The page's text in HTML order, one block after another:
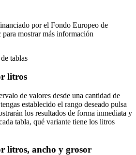
por el Fondo Europeo de
mostrar más información
tablas
litros
de valores desde una cantidad de
establecido el rango deseado pulsa
los resultados de forma inmediata y
tabla, qué variante tiene los litros
litros, ancho y grosor